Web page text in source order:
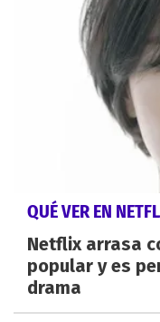
QUÉ VER EN
Netflix arrasa
popular y es
drama